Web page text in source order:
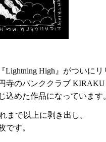
Lightning High』がついに
寺のパンククラブ
込めた作品になっています
まで以上に剥き出し。
です。